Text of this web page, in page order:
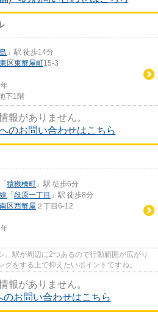
」駅 徒歩14分
区東蟹屋町15-3
下1階
報がありません。
のお問い合わせはこちら
「猿猴橋町 」駅 徒歩6分
「段原一丁目 」駅 徒歩8分
区西蟹屋 ２丁目6-12
。駅が周辺に2つあるので行動範囲が広がり
をする上で抑えたいポイントですね。
報がありません。
のお問い合わせはこちら